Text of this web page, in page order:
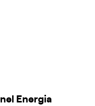
Energia